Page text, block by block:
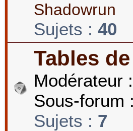
Shadowrun
Sujets : 40
Tables
Modérateur :
Sous-forum :
Sujets : 7